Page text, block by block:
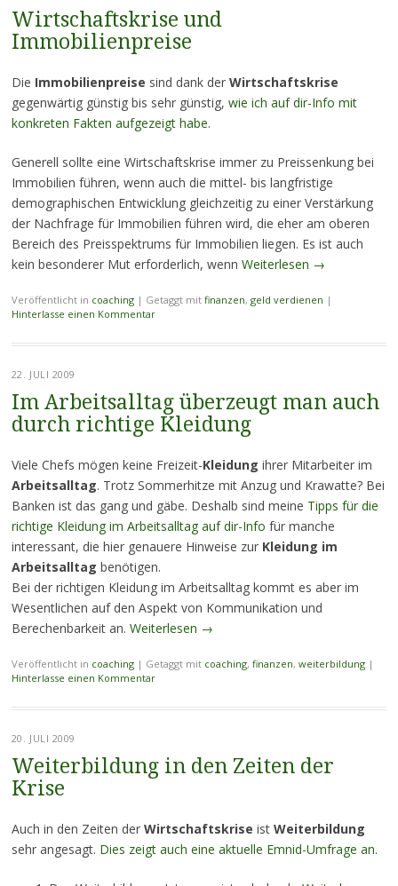
Wirtschaftskrise und
Immobilienpreise
Die Immobilienpreise sind dank der Wirtschaftskrise
gegenwärtig günstig bis sehr günstig, wie ich auf dir-Info mit
konkreten Fakten aufgezeigt habe.
Generell sollte eine Wirtschaftskrise immer zu Preissenkung bei
Immobilien führen, wenn auch die mittel- bis langfristige
demographischen Entwicklung gleichzeitig zu einer Verstärkung
der Nachfrage für Immobilien führen wird, die eher am oberen
Bereich des Preisspektrums für Immobilien liegen. Es ist auch
kein besonderer Mut erforderlich, wenn Weiterlesen →
Veröffentlicht in coaching | Getaggt mit finanzen, geld verdienen |
Hinterlasse einen Kommentar
22. JULI 2009
Im Arbeitsalltag überzeugt man auch
durch richtige Kleidung
Viele Chefs mögen keine Freizeit-Kleidung ihrer Mitarbeiter im
Arbeitsalltag. Trotz Sommerhitze mit Anzug und Krawatte? Bei
Banken ist das gang und gäbe. Deshalb sind meine Tipps für die
richtige Kleidung im Arbeitsalltag auf dir-Info für manche
interessant, die hier genauere Hinweise zur Kleidung im
Arbeitsalltag benötigen.
Bei der richtigen Kleidung im Arbeitsalltag kommt es aber im
Wesentlichen auf den Aspekt von Kommunikation und
Berechenbarkeit an. Weiterlesen →
Veröffentlicht in coaching | Getaggt mit coaching, finanzen, weiterbildung |
Hinterlasse einen Kommentar
20. JULI 2009
Weiterbildung in den Zeiten der
Krise
Auch in den Zeiten der Wirtschaftskrise ist Weiterbildung
sehr angesagt. Dies zeigt auch eine aktuelle Emnid-Umfrage an.